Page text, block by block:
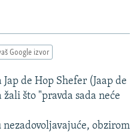
Google izvor
de Hop Shefer (Jaap de
što "pravda sada neće
nezadovoljavajuće, obzirom